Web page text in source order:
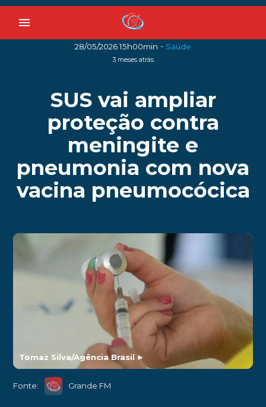
menu
28/05/2026 15h00min - Saúde
3 meses atrás
SUS vai ampliar
proteção contra
meningite e
pneumonia com nova
vacina pneumocócica
Tomaz Silva/Agência Brasil ►
Fonte: Grande FM